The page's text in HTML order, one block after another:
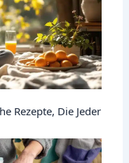
Rezepte, Die Jeder